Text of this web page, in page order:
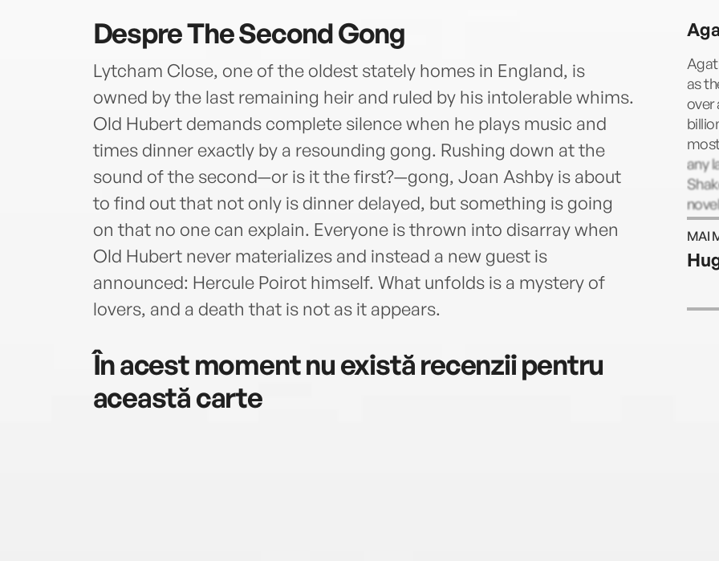
DespreThe Second Gong
Lytcham Close, one of the oldest stately homes in England, is
owned by the last remaining heir and ruled by his intolerable whims.
Old Hubert demands complete silence when he plays music and
times dinner exactly by a resounding gong. Rushing down at the
sound of the second—or is it the first?—gong, Joan Ashby is about
to find out that not only is dinner delayed, but something is going
on that no one can explain. Everyone is thrown into disarray when
Old Hubert never materializes and instead a new guest is
announced: Hercule Poirot himself. What unfolds is a mystery of
lovers, and a death that is not as it appears.
În acest moment nu există recenzii pentru
această carte
as
over
any
six
MAI